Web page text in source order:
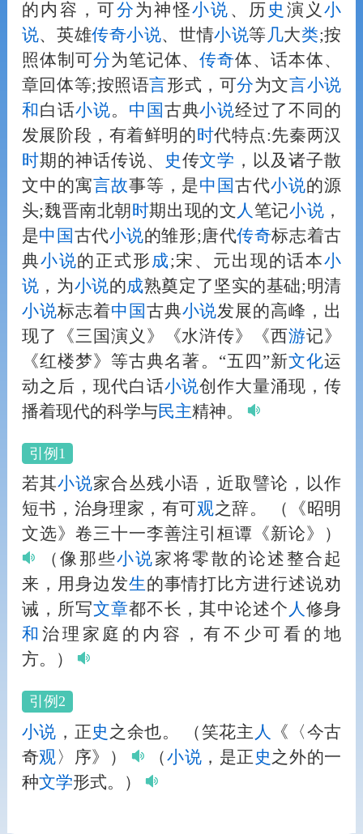
的内容，可分为神怪小说 、历 史 演义小
说、英雄传奇小说、世情小说等 几大类;按
照体制可分为笔记体、传奇体、话本体、
章回体等;按照语言形式，可分为文言小说
和 白话小说。 中国 古典小说经过了不同的
发展阶段，有着鲜明的 时代特点:先秦两汉
时期的神话传说、 史传文学 ，以及诸子散
文中的寓言故事等，是中国古代小说的源
头;魏晋南北朝 时期出现的文 人 笔记小说 ，
是中国 古代小说的雏形;唐代传奇标志着古
典小说的正式形 成;宋、元出现的话本小
说 ，为小说的成熟奠定了坚实的基础;明清
小说标志着中国 古典小说发展的高峰，出
现了《三国演义》《水浒传》《西游记》
《红楼梦》等古典名著。“五四”新文化运
动之后，现代白话小说创作大量涌现，传
播着现代的科学与民主精神。
引例1
若其小说家合丛残小语，近取譬论，以作
短书，治身理家，有可观之辞。
（《昭明
文选》卷三十一李善注引桓谭《新论》）
（像那些小说家将零散的论述整合起
来，用身边发生的事情打比方进行述说劝
诫，所写文章都不长，其中论述个 人修身
和 治理家庭的内容，有不少可看的地
方。）
引例2
小说 ，正史 之余也。 （笑花主 人
《〈今古
奇观〉序》） （小说 ，是正 史 之外的一
种文学形式。）